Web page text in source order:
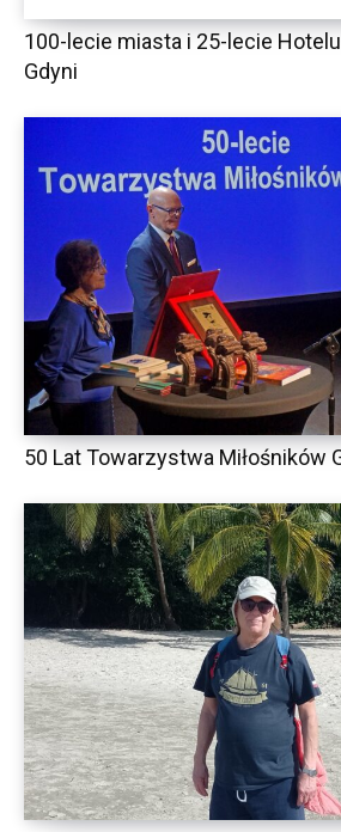
100-lecie miasta i 25-lecie
Gdyni
50 Lat Towarzystwa Miłośników